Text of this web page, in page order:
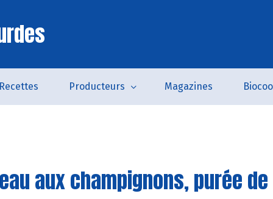
Recettes Producteurs Magazines
aux champignons, purée